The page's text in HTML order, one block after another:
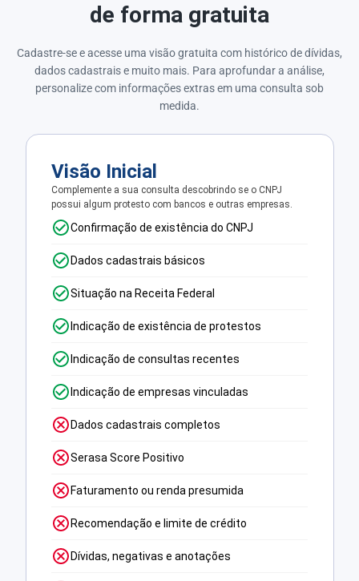
de forma gratuita
Cadastre-se e acesse uma visão gratuita com histórico de dívidas,
dados cadastrais e muito mais. Para aprofundar a análise,
personalize com informações extras em uma consulta sob
medida.
Visão Inicial
Complemente a sua consulta descobrindo se o CNPJ
possui algum protesto com bancos e outras empresas.
Confirmação de existência do CNPJ
Dados cadastrais básicos
Situação na Receita Federal
Indicação de existência de protestos
Indicação de consultas recentes
Indicação de empresas vinculadas
Dados cadastrais completos
Serasa Score Positivo
Faturamento ou renda presumida
Recomendação e limite de crédito
Dívidas, negativas e anotações